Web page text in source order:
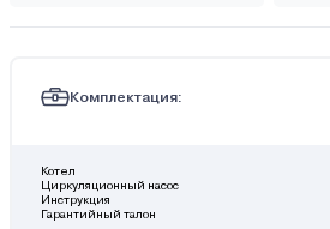
Комплектация:
Котел
Циркуляционный насос
Инструкция
Гарантийный талон